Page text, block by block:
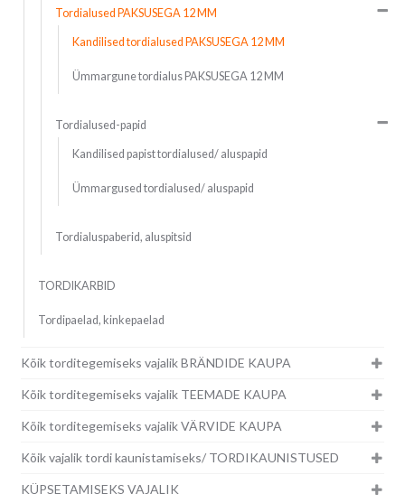
Tordialused PAKSUSEGA 12 MM
Kandilised tordialused PAKSUSEGA 12 MM
Ümmargune tordialus PAKSUSEGA 12 MM
Tordialused-papid
Kandilised papist tordialused/ aluspapid
Ümmargused tordialused/ aluspapid
Tordialuspaberid, aluspitsid
TORDIKARBID
Tordipaelad, kinkepaelad
Kõik torditegemiseks vajalik BRÄNDIDE KAUPA
Kõik torditegemiseks vajalik TEEMADE KAUPA
Kõik torditegemiseks vajalik VÄRVIDE KAUPA
Kõik vajalik tordi kaunistamiseks/ TORDIKAUNISTUSED
KÜPSETAMISEKS VAJALIK